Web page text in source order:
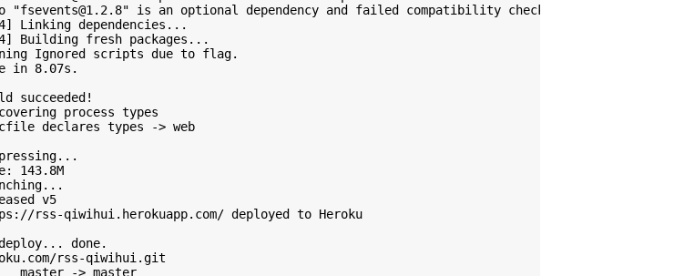
is an optional dependency and failed compatibility check. Excluding it
dependencies...
Building fresh packages...
Ignored scripts due to flag.
in 8.07s.
succeeded!
process types
declares types -> web
143.8M
v5
rss-qiwihui.herokuapp.com/ deployed to Heroku
done.
rss-qiwihui.git